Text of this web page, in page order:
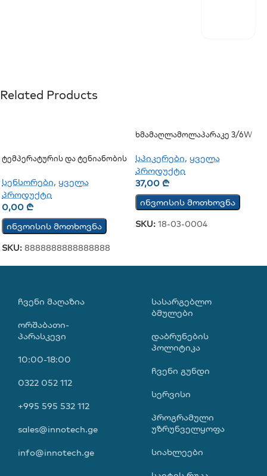
Related Products
Ტემპერატურის Და Ტენიანობის
TSH202v3
სენსორები, ყველა
პროდუქტი
0,00 ₾
ინვოისის მოთხოვნა
SKU: 8888888888888888
Ხმამაღლამოლაპარაკე 3/6W
სპიკერები, ყველა
პროდუქტი
37,00 ₾
ინვოისის მოთხოვნა
SKU: 18-03-0004
ᲩᲕᲔᲜᲘ ᲛᲐᲦᲐᲖᲘᲐ
ორშაბათი-
პარასკევი
10:00-18:00
0322 052 112
+995 595 532 112
sales@innotech.ge
info@innotech.ge
ᲡᲐᲡᲐᲠᲒᲔᲑᲚᲝ
ᲑᲛᲣᲚᲔᲑᲘ
დაბრუნების
პოლიტიკა
ჩვენი გუნდი
სერვისი
პროგრამული
უზრუნველყოფა
სიახლეები